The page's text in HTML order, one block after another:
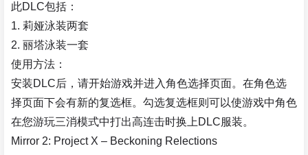
此DLC包括：
1. 莉娅泳装两套
2. 丽塔泳装一套
使用方法：
安装DLC后，请开始游戏并进入角色选择页面。在角色选
择页面下会有新的复选框。勾选复选框则可以使游戏中角色
在您游玩三消模式中打出高连击时换上DLC服装。
Mirror 2: Project X – Beckoning Relections